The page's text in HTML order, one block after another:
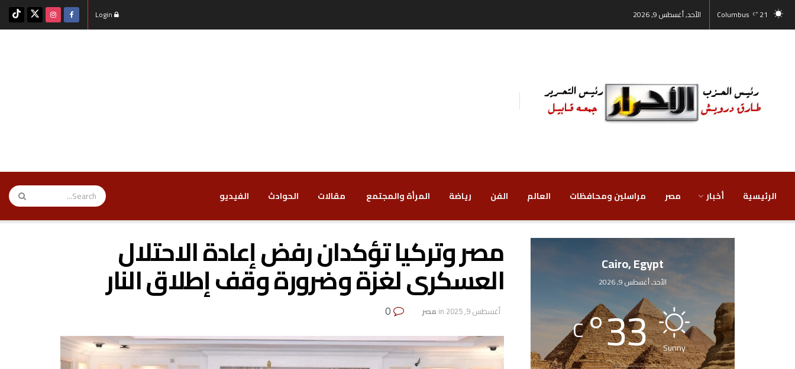
21
°C
Columbus الأحد, أغسطس 9, 2026
الرئيسية أخبار مصر ‏مراسلين ومحافظات ‏العالم الفن رياضة ‏المرأة والمجتمع ‏ مقالات ‏الحوادث ‏الفيديو
مصر وتركيا تؤكدان رفض إعادة الاحتلال
العسكرى لغزة وضرورة وقف إطلاق النار
أغسطس 9, 2025 in مصر
Cairo, Egypt
الأحد, أغسطس 9, 2026
Sunny
33
°
C